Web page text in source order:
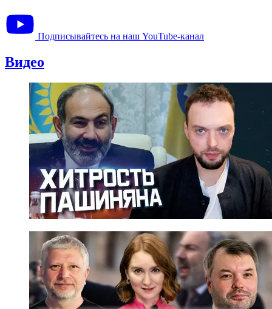
Подписывайтесь на наш YouTube-канал
Видео